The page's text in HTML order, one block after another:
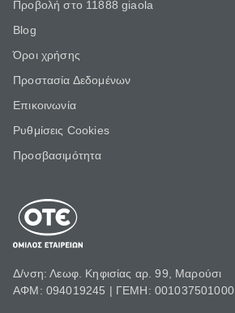
Προβολή στο 11888 giaola
Blog
Όροι χρήσης
Προστασία Δεδομένων
Επικοινωνία
Ρυθμίσεις Cookies
Προσβασιμότητα
Δ/νση: Λεωφ. Κηφισίας αρ. 99, Μαρούσι
ΑΦΜ: 094019245 | ΓΕΜΗ: 001037501000